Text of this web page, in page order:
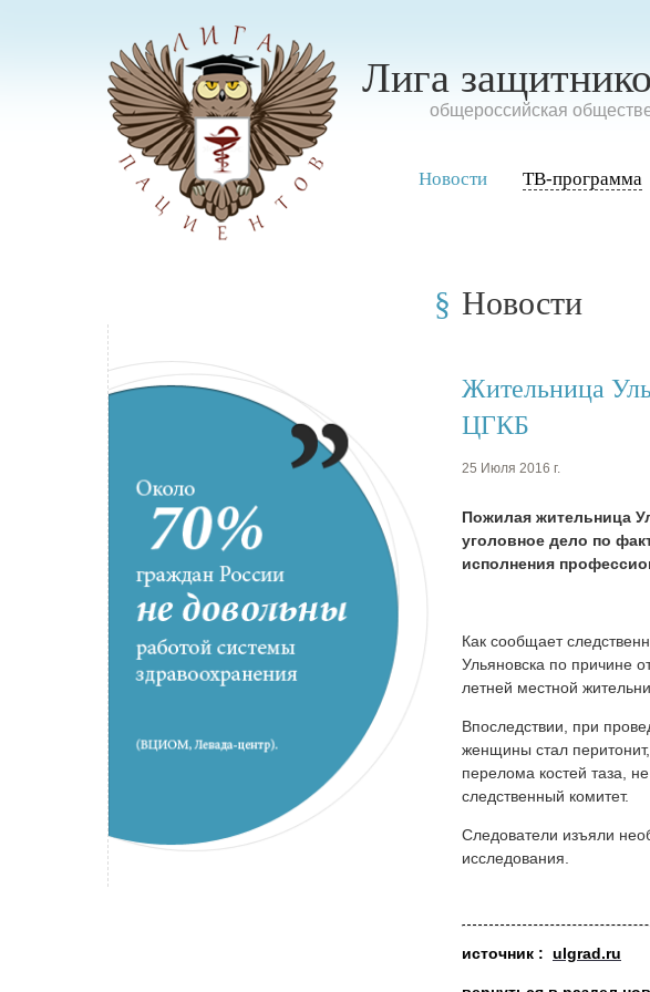
Лига
oбщероссийская
Новости ТВ-программа
Новости
Жительница
ЦГКБ
25 Июля 2016 г.
Пожилая жительница
уголовное дело по
исполнения
Как сообщает
Ульяновска по причине
летней местной
Впоследствии, при
женщины стал
перелома костей таза,
следственный комитет.
Следователи изъяли
исследования.
источник : ulgrad.ru